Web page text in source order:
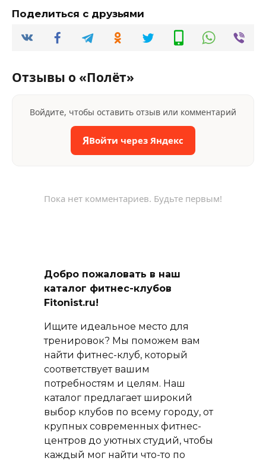
Поделиться с друзьями
Отзывы о «Полёт»
Войдите, чтобы оставить отзыв или комментарий
ЯВойти через Яндекс
Пока нет комментариев. Будьте первым!
Добро пожаловать в наш
каталог фитнес-клубов
Fitonist.ru!
Ищите идеальное место для
тренировок? Мы поможем вам
найти фитнес-клуб, который
соответствует вашим
потребностям и целям. Наш
каталог предлагает широкий
выбор клубов по всему городу, от
крупных современных фитнес-
центров до уютных студий, чтобы
каждый мог найти что-то по